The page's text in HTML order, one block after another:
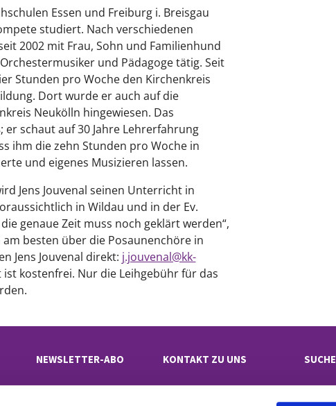
Essen und Freiburg i. Breisgau
studiert. Nach verschiedenen
2002 mit Frau, Sohn und Familienhund
und Pädagoge tätig. Seit
Stunden pro Woche den Kirchenkreis
Dort wurde er auch auf die
Neukölln hingewiesen. Das
schaut auf 30 Jahre Lehrerfahrung
ihm die zehn Stunden pro Woche in
und eigenes Musizieren lassen.
Jens Jouvenal seinen Unterricht in
in Wildau und in der Ev.
genaue Zeit muss noch geklärt werden“,
besten über die Posaunenchöre in
Jens Jouvenal direkt: j.jouvenal@kk-
kostenfrei. Nur die Leihgebühr für das
NEWSLETTER-ABO KONTAKT ZU UNS SUCHE